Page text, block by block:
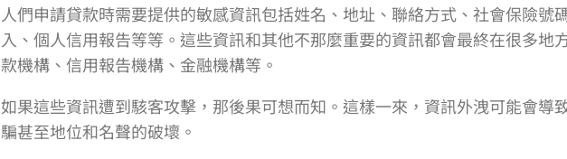
人們申請貸款時需要提供的敏感資訊包括姓名、地址、聯絡方式、社會保險號
入、個人信用報告等等。這些資訊和其他不那麼重要的資訊都會最終在很多地
款機構、信用報告機構、金融機構等。
如果這些資訊遭到駭客攻擊，那後果可想而知。這樣一來，資訊外洩可能會導
騙甚至地位和名聲的破壞。